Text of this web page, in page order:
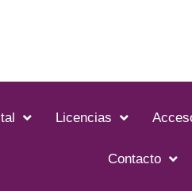
Licencias
Contacto